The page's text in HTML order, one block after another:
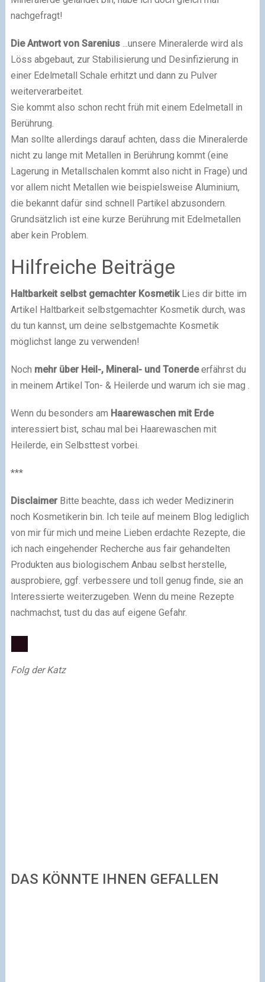
nachgefragt!
Die Antwort von Sarenius...unsere Mineralerde wird als
Löss abgebaut, zur Stabilisierung und Desinfizierung in
einer Edelmetall Schale erhitzt und dann zu Pulver
weiterverarbeitet.
Sie kommt also schon recht früh mit einem Edelmetall in
Berührung.
Man sollte allerdings darauf achten, dass die Mineralerde
nicht zu lange mit Metallen in Berührung kommt (eine
Lagerung in Metallschalen kommt also nicht in Frage) und
vor allem nicht Metallen wie beispielsweise Aluminium,
die bekannt dafür sind schnell Partikel abzusondern.
Grundsätzlich ist eine kurze Berührung mit Edelmetallen
aber kein Problem.
Hilfreiche Beiträge
Haltbarkeit selbst gemachter KosmetikLies dir bitte im
Artikel Haltbarkeit selbstgemachter Kosmetik durch, was
du tun kannst, um deine selbstgemachte Kosmetik
möglichst lange zu verwenden!
Noch mehr über Heil-, Mineral- und Tonerdeerfährst du
in meinem Artikel Ton- & Heilerde und warum ich sie mag .
Wenn du besonders am Haarewaschen mit Erde
interessiert bist, schau mal bei Haarewaschen mit
Heilerde, ein Selbsttest vorbei.
***
DisclaimerBitte beachte, dass ich weder Medizinerin
noch Kosmetikerin bin. Ich teile auf meinem Blog lediglich
von mir für mich und meine Lieben erdachte Rezepte, die
ich nach eingehender Recherche aus fair gehandelten
Produkten aus biologischem Anbau selbst herstelle,
ausprobiere, ggf. verbessere und toll genug finde, sie an
Interessierte weiterzugeben. Wenn du meine Rezepte
nachmachst, tust du das auf eigene Gefahr.
Folg der Katz
DAS KÖNNTE IHNEN GEFALLEN